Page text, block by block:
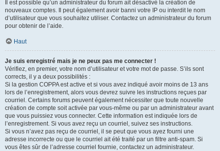
Il est possible qu’un administrateur du forum ait désactivé la création de
nouveaux comptes. Il peut également avoir banni votre IP ou interdit le nom
d’utilisateur que vous souhaitez utiliser. Contactez un administrateur du forum
pour obtenir de l’aide.
Haut
Je suis enregistré mais je ne peux pas me connecter !
Vérifiez, en premier, votre nom d’utilisateur et votre mot de passe. S’ils sont
corrects, il y a deux possibilités :
Si la gestion COPPA est active et si vous avez indiqué avoir moins de 13 ans
lors de l’enregistrement, alors vous devrez suivre les instructions reçues par
courriel. Certains forums peuvent également nécessiter que toute nouvelle
création de compte soit activée par vous-même ou par un administrateur avant
que vous puissiez vous connecter. Cette information est indiquée lors de
l’enregistrement. Si vous avez reçu un courriel, suivez ses instructions.
Si vous n’avez pas reçu de courriel, il se peut que vous ayez fourni une
adresse incorrecte ou que le courriel ait été traité par un filtre anti-spam. Si
vous êtes sûr de l’adresse courriel fournie, contactez un administrateur.